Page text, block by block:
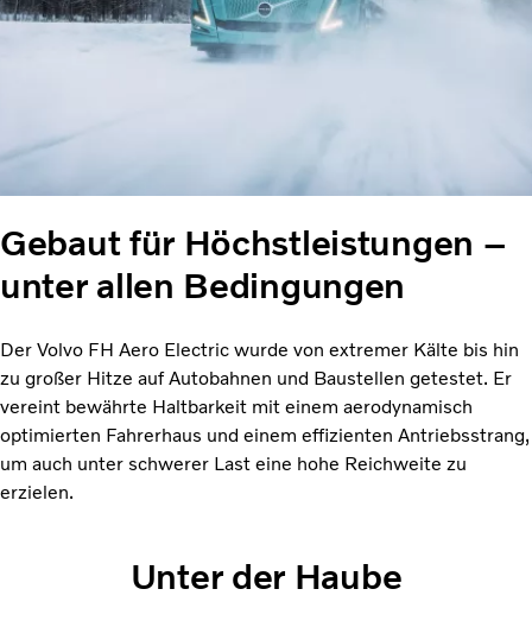
Gebaut für Höchstleistungen –
unter allen Bedingungen
Der Volvo FH Aero Electric wurde von extremer Kälte bis hin
zu großer Hitze auf Autobahnen und Baustellen getestet. Er
vereint bewährte Haltbarkeit mit einem aerodynamisch
optimierten Fahrerhaus und einem effizienten Antriebsstrang,
um auch unter schwerer Last eine hohe Reichweite zu
erzielen.
Unter der Haube